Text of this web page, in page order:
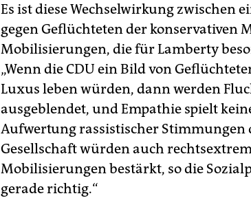
Es ist diese Wechselwirkung zwischen
gegen Geflüchteten der konservativen
Mobilisierungen, die für Lamberty
„Wenn die CDU ein Bild von
Luxus leben würden, dann werden
ausgeblendet, und Empathie spielt
Aufwertung rassistischer Stimmungen
Gesellschaft würden auch
Mobilisierungen bestärkt, so die
gerade richtig.“